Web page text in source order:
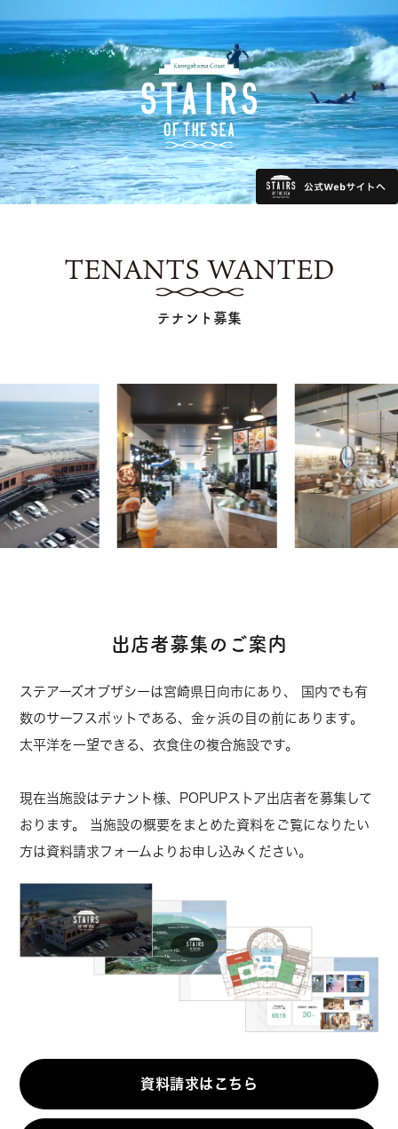
TENANTS WANTED
テナント募集
出店者募集のご案内
ステアーズオブザシーは宮崎県日向市にあり、
国内でも有
数のサーフスポットである、金ヶ浜の目の前にあります。
太平洋を一望できる、衣食住の複合施設です。
現在当施設はテナント様、POPUPストア出店者を募集して
おります。
当施設の概要をまとめた資料をご覧になりたい
方は資料請求フォームよりお申し込みください。
資料請求はこちら